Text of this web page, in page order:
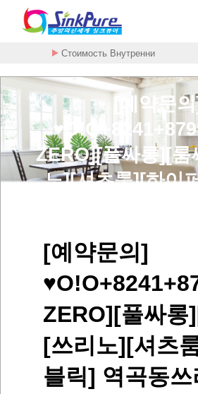
Стоимость Внутренни
[예약문
ZERO][풀싸롱][룸
노][셔츠룸][하이
부동하이퍼블릭
구리셔츠룸 >
[예약문의]
ZERO][풀싸롱
[쓰리노][셔츠
블릭] 역곡동쓰